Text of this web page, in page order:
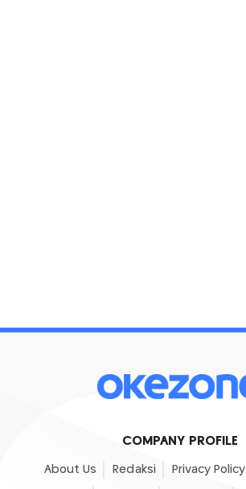
COMPANY PROFILE
About Us Redaksi Privacy Policy